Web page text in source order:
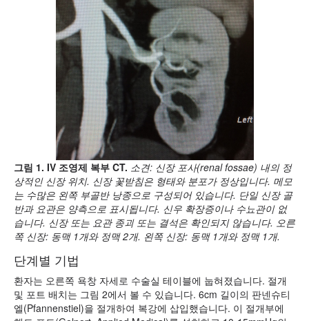
그림 1. IV 조영제 복부 CT. 소견: 신장 포사(renal fossae) 내의 정
상적인 신장 위치. 신장 꽃받침은 형태와 분포가 정상입니다. 메모
는 수많은 왼쪽 부골반 낭종으로 구성되어 있습니다. 단일 신장 골
반과 요관은 양측으로 표시됩니다. 신우 확장증이나 수뇨관이 없
습니다. 신장 또는 요관 종괴 또는 결석은 확인되지 않습니다. 오른
쪽 신장: 동맥 1개와 정맥 2개. 왼쪽 신장: 동맥 1개와 정맥 1개.
단계별 기법
환자는 오른쪽 욕창 자세로 수술실 테이블에 눕혀졌습니다. 절개
및 포트 배치는 그림 2에서 볼 수 있습니다. 6cm 길이의 판넨슈티
엘(Pfannenstiel)을 절개하여 복강에 삽입했습니다. 이 절개부에